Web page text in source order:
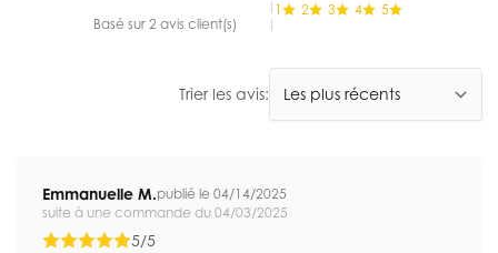
Basé sur 2 avis client(s)
1 2 3 4 5
Trier les avis:
Emmanuelle M.publié le 04/14/2025
suite à une commande du 04/03/2025
5/5